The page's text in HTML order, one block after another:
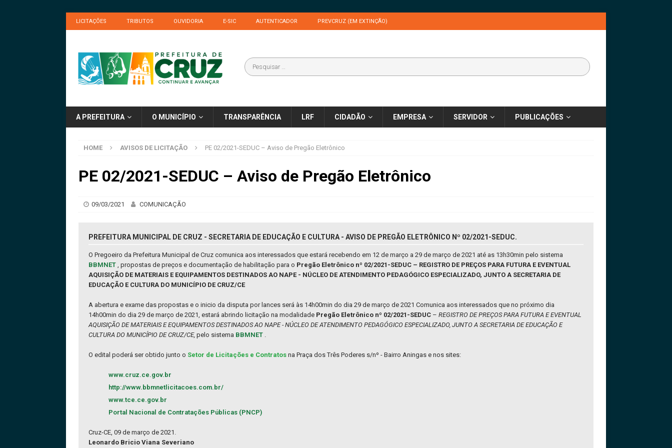
LICITAÇÕES TRIBUTOS OUVIDORIA E-SIC AUTENTICADOR PREVCRUZ (EM EXTINÇÃO)
A PREFEITURA O MUNICÍPIO TRANSPARÊNCIA LRF CIDADÃO EMPRESA SERVIDOR PUBLICAÇÕES
HOME AVISOS DE LICITAÇÃO PE 02/2021-SEDUC – Aviso de Pregão Eletrônico
PE 02/2021-SEDUC – Aviso de Pregão Eletrônico
09/03/2021 COMUNICAÇÃO
PREFEITURA MUNICIPAL DE CRUZ - SECRETARIA DE EDUCAÇÃO E CULTURA - AVISO DE PREGÃO ELETRÔNICO Nº 02/2021-SEDUC.
O Pregoeiro da Prefeitura Municipal de Cruz comunica aos interessados que estará recebendo em 12 de março a 29 de março de 2021 até as 13h30min pelo sistema
BBMNET , propostas de preços e documentação de habilitação para o Pregão Eletrônico nº 02/2021-SEDUC – REGISTRO DE PREÇOS PARA FUTURA E EVENTUAL
AQUISIÇÃO DE MATERIAIS E EQUIPAMENTOS DESTINADOS AO NAPE - NÚCLEO DE ATENDIMENTO PEDAGÓGICO ESPECIALIZADO, JUNTO A SECRETARIA DE
EDUCAÇÃO E CULTURA DO MUNICÍPIO DE CRUZ/CE
A abertura e exame das propostas e o inicio da disputa por lances será às 14h00min do dia 29 de março de 2021 Comunica aos interessados que no próximo dia
14h00min do dia 29 de março de 2021, estará abrindo licitação na modalidade Pregão Eletrônico nº 02/2021-SEDUC – REGISTRO DE PREÇOS PARA FUTURA E EVENTUAL
AQUISIÇÃO DE MATERIAIS E EQUIPAMENTOS DESTINADOS AO NAPE - NÚCLEO DE ATENDIMENTO PEDAGÓGICO ESPECIALIZADO, JUNTO A SECRETARIA DE EDUCAÇÃO E
CULTURA DO MUNICÍPIO DE CRUZ/CE, pelo sistema BBMNET .
O edital poderá ser obtido junto o Setor de Licitações e Contratos na Praça dos Três Poderes s/nº - Bairro Aningas e nos sites:
www.cruz.ce.gov.br
http://www.bbmnetlicitacoes.com.br/
www.tce.ce.gov.br
Portal Nacional de Contratações Públicas (PNCP)
Cruz-CE, 09 de março de 2021.
Leonardo Bricio Viana Severiano